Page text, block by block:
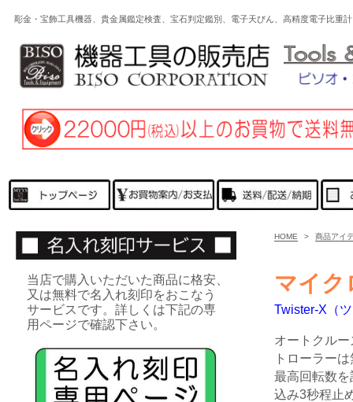
彫金・宝飾工具機器、貴金属鑑定検査、宝石判定鑑別、電子天びん、高精度電子比
HOME > 商品アイ
マイク
Twister-X（
オートクル
トローラー
最高回転数
込み3秒程止
当店で購入いただいた商品に格安、
又は無料で名入れ刻印をおこなう
サービスです。詳しくは下記の専
用ページで確認下さい。